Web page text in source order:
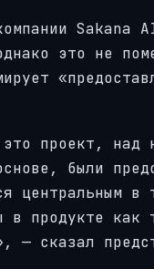
Sakana
это не
проект, над
были
центральным
в продукте как
— сказал